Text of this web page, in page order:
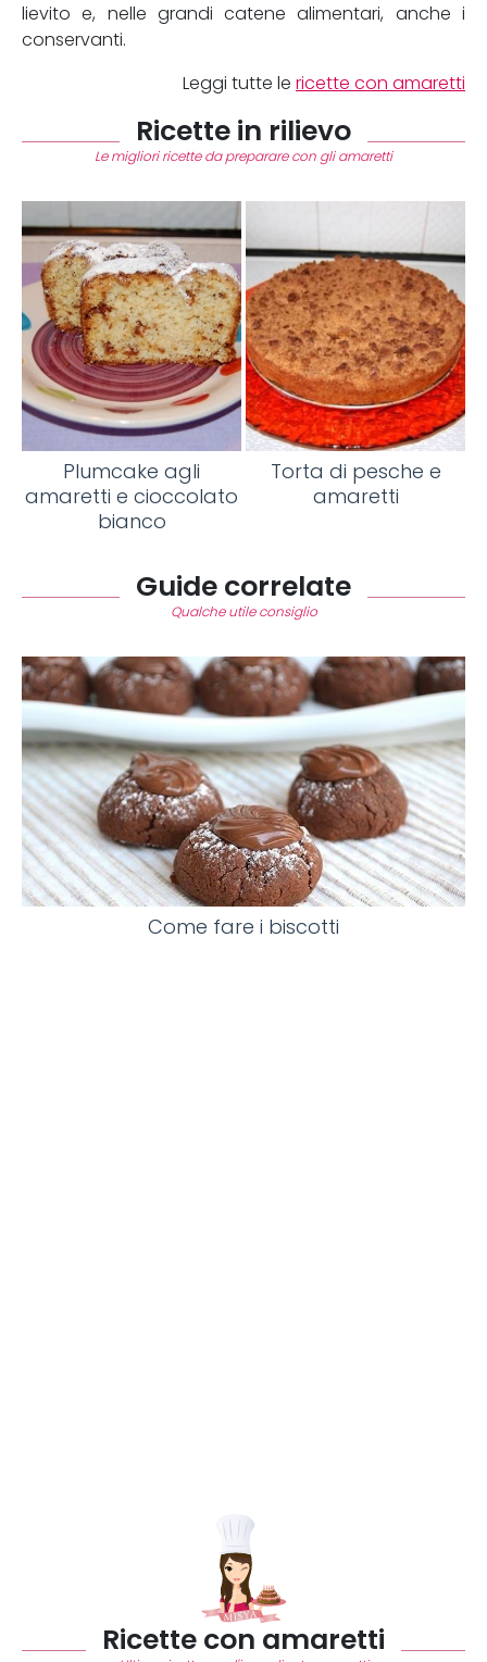
lievito e, nelle grandi catene alimentari, anche i
conservanti.
Leggi tutte le ricette con amaretti
Ricette in rilievo
Le migliori ricette da preparare con gli amaretti
Plumcake agli
amaretti e cioccolato
bianco
Torta di pesche e
amaretti
Guide correlate
Qualche utile consiglio
Come fare i biscotti
Ricette con amaretti